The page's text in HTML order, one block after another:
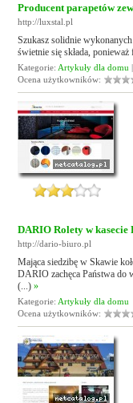
Producent parapetów
http://luxstal.pl
Szukasz solidnie
świetnie się składa,
Kategorie: Artykuły dla domu
Ocena użytkowników:
DARIO Rolety w
http://dario-biuro.pl
Mająca siedzibę w Skawie
DARIO zachęca Państwa do
(...)»
Kategorie: Artykuły dla domu
Ocena użytkowników: